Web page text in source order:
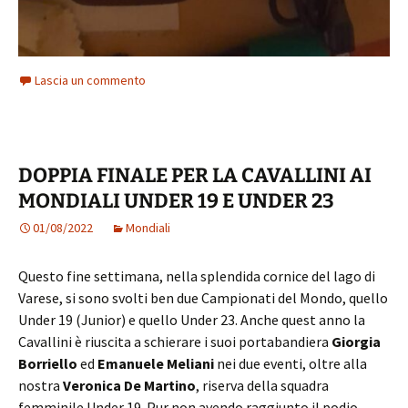
Lascia un commento
DOPPIA FINALE PER LA CAVALLINI AI
MONDIALI UNDER 19 E UNDER 23
01/08/2022 Mondiali
Questo fine settimana, nella splendida cornice del lago di
Varese, si sono svolti ben due Campionati del Mondo, quello
Under 19 (Junior) e quello Under 23. Anche quest anno la
Cavallini è riuscita a schierare i suoi portabandiera Giorgia
Borriello ed Emanuele Meliani nei due eventi, oltre alla
nostra Veronica De Martino, riserva della squadra